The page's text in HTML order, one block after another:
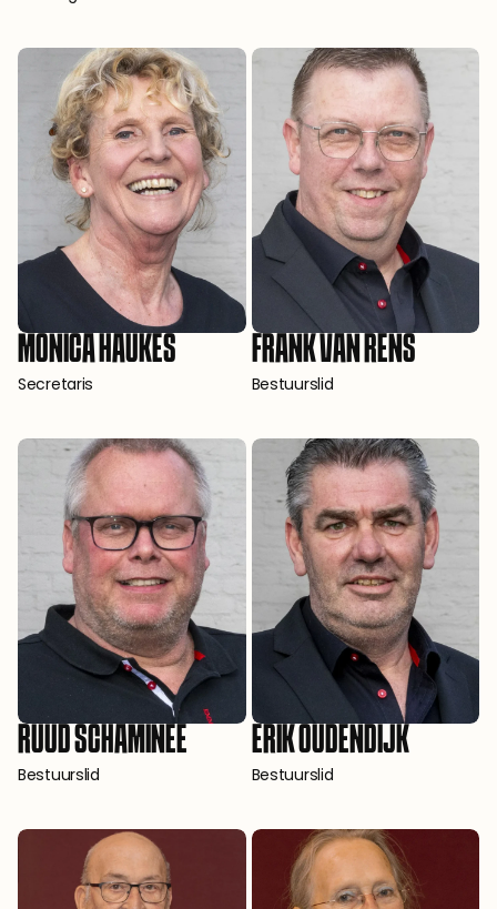
MONICA HAUKES
Secretaris
FRANK VAN RENS
Bestuurslid
RUUD SCHAMINEE
Bestuurslid
ERIK OUDENDIJK
Bestuurslid